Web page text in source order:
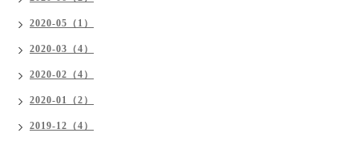
2020-05（1）
2020-03（4）
2020-02（4）
2020-01（2）
2019-12（4）